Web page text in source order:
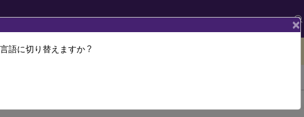
れています。
×
語に切り替えますか ?